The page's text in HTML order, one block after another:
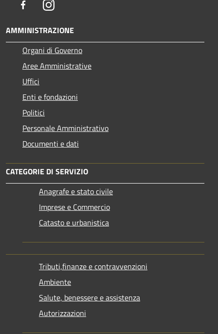
FacebookInstagram
AMMINISTRAZIONE
Organi di Governo
Aree Amministrative
Uffici
Enti e fondazioni
Politici
Personale Amministrativo
Documenti e dati
CATEGORIE DI SERVIZIO
Anagrafe e stato civile
Imprese e Commercio
Catasto e urbanistica
Tributi,finanze e contravvenzioni
Ambiente
Salute, benessere e assistenza
Autorizzazioni